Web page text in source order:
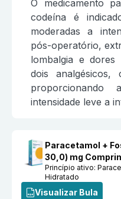
O medicamento
codeína é
moderadas a
pós-operatório,
lombalgia e dores
dois analgésicos,
intensidade leve a
Paracetamol +
30,0) mg
Princípio ativo:
Hidratado
Visualizar Bula